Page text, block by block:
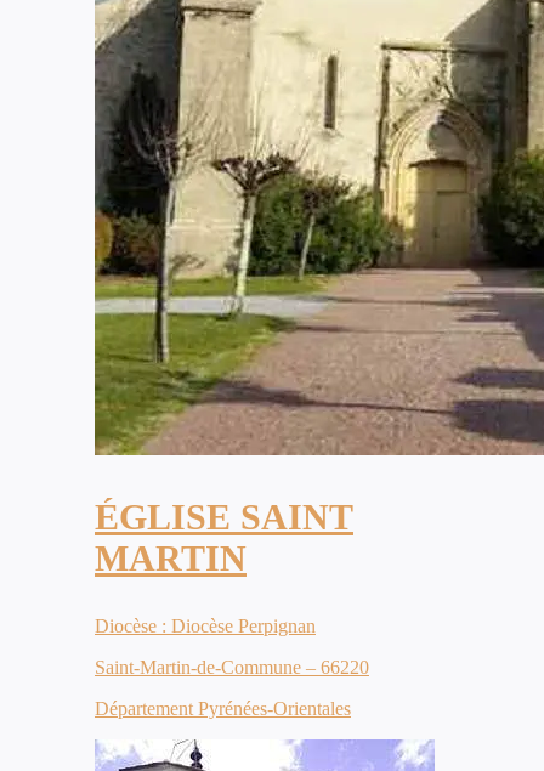
ÉGLISE SAINT
MARTIN
Diocèse : Diocèse Perpignan
Saint-Martin-de-Commune – 66220
Département Pyrénées-Orientales